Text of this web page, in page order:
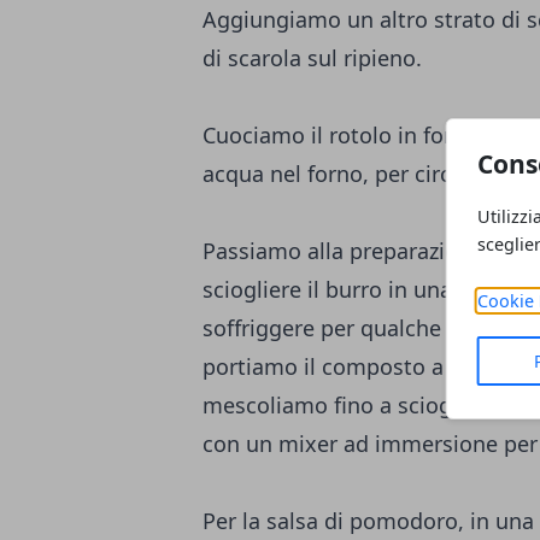
Cookie
Aggiungiamo un altro strato di
di scarola sul ripieno.
Cuociamo il rotolo in forno, a
acqua nel forno, per circa 40
Passiamo alla preparazione
sciogliere il burro in una
soffriggere per qualche istante.
portiamo il composto a bollore.
mescoliamo fino a scioglierlo
con un mixer ad immersione
Per la salsa di pomodoro, in